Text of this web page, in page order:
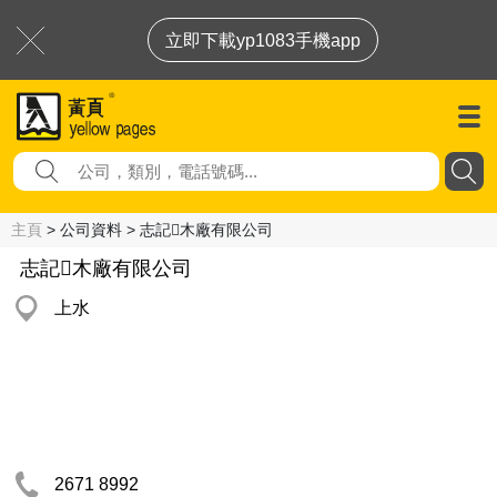
立即下載yp1083手機app
主頁 > 公司資料 > 志記木廠有限公司
志記木廠有限公司
上水
2671 8992